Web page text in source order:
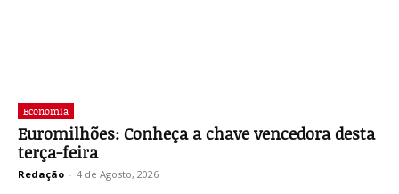
Economia
Euromilhões: Conheça a chave vencedora desta
terça-feira
Redação - 4 de Agosto, 2026